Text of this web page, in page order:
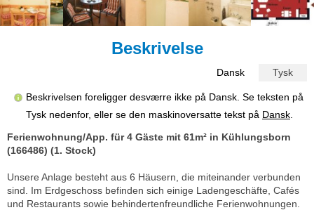
Beskrivelse
Dansk Tysk
Beskrivelsen foreligger desværre ikke på Dansk. Se teksten på
Tysk nedenfor, eller se den maskinoversatte tekst på Dansk
Ferienwohnung/App. für 4 Gäste mit 61m² in Kühlungsborn
(166486) (1. Stock)
Unsere Anlage besteht aus 6 Häusern, die miteinander verbunden
sind. Im Erdgeschoss befinden sich einige Ladengeschäfte, Cafés
und Restaurants sowie behindertenfreundliche Ferienwohnungen.